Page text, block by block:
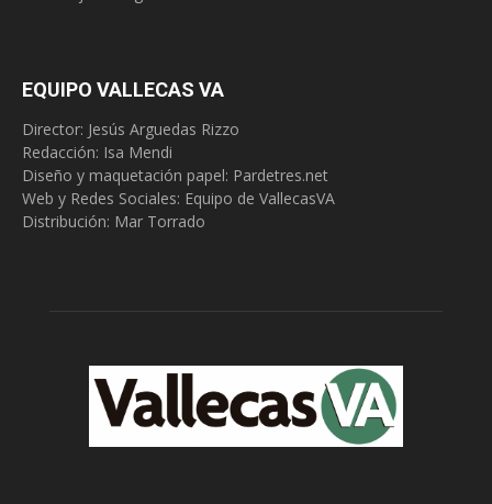
EQUIPO VALLECAS VA
Director: Jesús Arguedas Rizzo
Redacción: Isa Mendi
Diseño y maquetación papel: Pardetres.net
Web y Redes Sociales: Equipo de VallecasVA
Distribución: Mar Torrado